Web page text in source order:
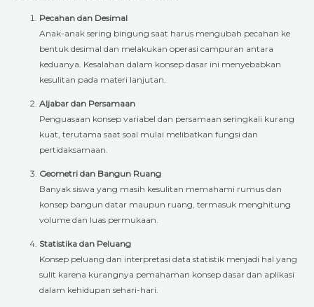
Pecahan dan Desimal
Anak-anak sering bingung saat harus mengubah pecahan ke
bentuk desimal dan melakukan operasi campuran antara
keduanya. Kesalahan dalam konsep dasar ini menyebabkan
kesulitan pada materi lanjutan.
Aljabar dan Persamaan
Penguasaan konsep variabel dan persamaan seringkali kurang
kuat, terutama saat soal mulai melibatkan fungsi dan
pertidaksamaan.
Geometri dan Bangun Ruang
Banyak siswa yang masih kesulitan memahami rumus dan
konsep bangun datar maupun ruang, termasuk menghitung
volume dan luas permukaan.
Statistika dan Peluang
Konsep peluang dan interpretasi data statistik menjadi hal yang
sulit karena kurangnya pemahaman konsep dasar dan aplikasi
dalam kehidupan sehari-hari.